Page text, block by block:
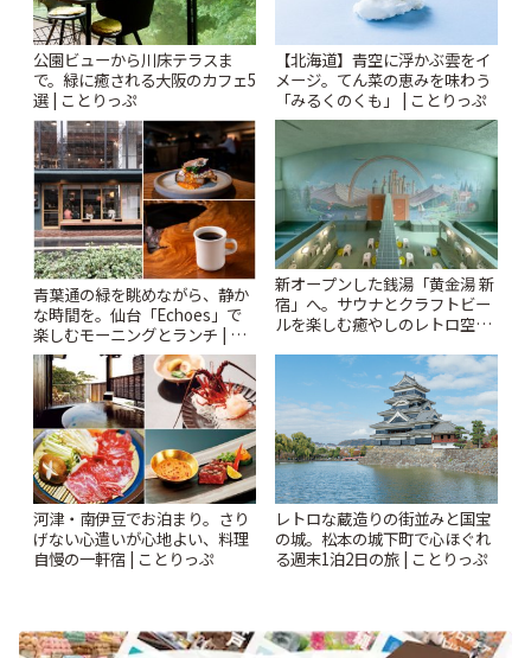
公園ビューから川床テラスま
で。緑に癒される大阪のカフェ5
選 | ことりっぷ
【北海道】青空に浮かぶ雲をイ
メージ。てん菜の恵みを味わう
「みるくのくも」 | ことりっぷ
青葉通の緑を眺めながら、静か
な時間を。仙台「Echoes」で
楽しむモーニングとランチ | こ
とりっぷ
新オープンした銭湯「黄金湯 新
宿」へ。サウナとクラフトビー
ルを楽しむ癒やしのレトロ空間
河津・南伊豆でお泊まり。さり
げない心遣いが心地よい、料理
自慢の一軒宿 | ことりっぷ
レトロな蔵造りの街並みと国宝
の城。松本の城下町で心ほぐれ
る週末1泊2日の旅 | ことりっぷ